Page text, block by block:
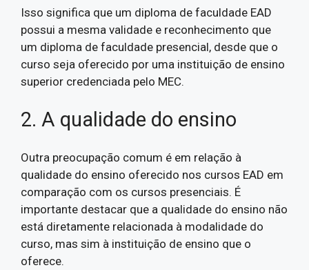
Isso significa que um diploma de faculdade EAD
possui a mesma validade e reconhecimento que
um diploma de faculdade presencial, desde que o
curso seja oferecido por uma instituição de ensino
superior credenciada pelo MEC.
2. A qualidade do ensino
Outra preocupação comum é em relação à
qualidade do ensino oferecido nos cursos EAD em
comparação com os cursos presenciais. É
importante destacar que a qualidade do ensino não
está diretamente relacionada à modalidade do
curso, mas sim à instituição de ensino que o
oferece.